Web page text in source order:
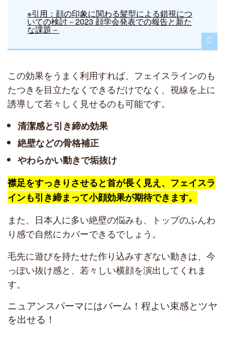
※引用：顔の印象に関わる髪型による錯視につ
いての検討－2023 顔学会発表での報告と新た
な課題－
この効果をうまく利用すれば、フェイスラインのも
たつきを目立たなくできるだけでなく、視線を上に
誘導して若々しく見せるのも可能です。
清潔感と引き締め効果
絶壁などの骨格補正
やわらかい動きで垢抜け
襟足をすっきりさせると首が長く見え、フェイスラ
インも引き締まって小顔効果が期待できます。
また、日本人に多い絶壁の悩みも、トップのふんわ
り感で自然にカバーできるでしょう。
毛先に遊びを持たせた作り込みすぎない動きは、今
っぽい抜け感と、若々しい横顔を演出してくれま
す。
ニュアンスパーマにはバーム！程よい束感とツヤ
を出せる！